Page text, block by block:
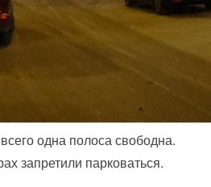
одна полоса свободна.
запретили парковаться.